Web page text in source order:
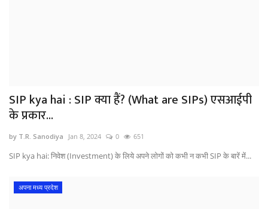
SIP kya hai : SIP क्या हैं? (What are SIPs) एसआईपी
के प्रकार...
by T.R. Sanodiya Jan 8, 2024 0 651
SIP kya hai: निवेश (Investment) के लिये अपने लोगों को कभी न कभी SIP के बारें में...
अपना मध्य प्रदेश